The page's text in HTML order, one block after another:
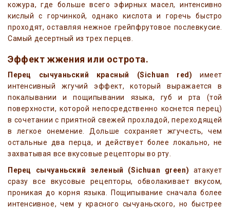
кожура, где больше всего эфирных масел, интенсивно
кислый с горчинкой, однако кислота и горечь быстро
проходят, оставляя нежное грейпфрутовое послевкусие.
Самый десертный из трех перцев.
Эффект жжения или острота.
Перец сычуаньский красный (Sichuan red)имеет
интенсивный жгучий эффект, который выражается в
покалывании и пощипывании языка, губ и рта (той
поверхности, которой непосредственно коснется перец)
в сочетании с приятной свежей прохладой, переходящей
в легкое онемение. Дольше сохраняет жгучесть, чем
остальные два перца, и действует более локально, не
захватывая все вкусовые рецепторы во рту.
Перец сычуаньский зеленый
(Sichuan green) атакует
сразу все вкусовые рецепторы, обволакивает вкусом,
проникая до корня языка. Пощипывание сначала более
интенсивное, чем у красного сычуаньского, но быстрее